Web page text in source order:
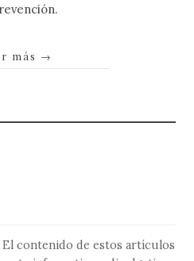
más →
contenido de estos artículos